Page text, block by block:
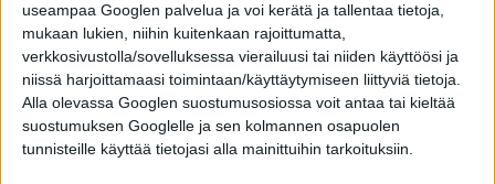
useampaa Googlen palvelua ja voi kerätä ja tallentaa tietoja,
mukaan lukien, niihin kuitenkaan rajoittumatta,
verkkosivustolla/sovelluksessa vierailuusi tai niiden käyttöösi ja
niissä harjoittamaasi toimintaan/käyttäytymiseen liittyviä tietoja.
Alla olevassa Googlen suostumusosiossa voit antaa tai kieltää
suostumuksen Googlelle ja sen kolmannen osapuolen
tunnisteille käyttää tietojasi alla mainittuihin tarkoituksiin.
VIIHDE 1 vuosi sitten
Mukana myös Rakkautta vain -elokuvan tähti:
Tiesitkö, että nämä kuuluisuudet ovat
osallistuneet Euroviisuihin?